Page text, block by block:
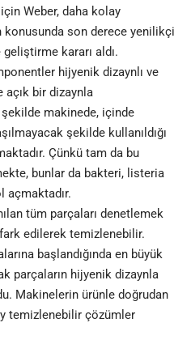
Weber, daha kolay
konusunda son derece yenilikçi
kararı aldı.
hijyenik dizaynlı ve
açık bir dizaynla
makinede, içinde
şekilde kullanıldığı
Çünkü tam da bu
bunlar da bakteri, listeria
açmaktadır.
tüm parçaları denetlemek
edilerek temizlenebilir.
başlandığında en büyük
parçaların hijyenik dizaynla
Makinelerin ürünle doğrudan
temizlenebilir çözümler